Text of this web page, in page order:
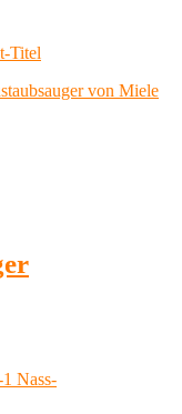
von Miele